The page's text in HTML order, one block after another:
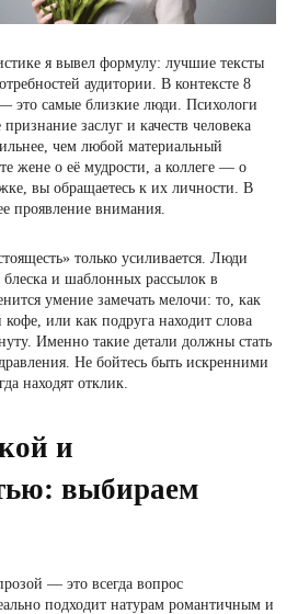
я вывел формулу: лучшие тексты
аудитории. В контексте 8
это самые близкие люди. Психологи
заслуг и качеств человека
чем любой материальный
жене о её мудрости, а коллеге — о
вы обращаетесь к их личности. В
проявление внимания.
только усиливается. Люди
блеска и шаблонных рассылок в
умение замечать мелочи: то, как
или как подруга находит слова
Именно такие детали должны стать
Не бойтесь быть искренними
находят отклик.
и
выбираем
— это всегда вопрос
подходит натурам романтичным и